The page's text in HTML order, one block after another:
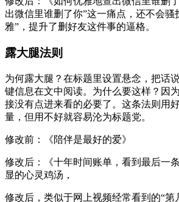
出微信里谁删了你”这一痛点，还不会骚
雅”，提升了删好友这件事的逼格。
露大腿法则
为何露大腿？在标题里设置悬念，把话
键信息在文中阅读。为什么要这样？因
接没有点进来看的必要了。这条法则用
量，但用不好就容易沦为标题党。
修改前：《陪伴是最好的爱》
修改后：《十年时间账单，看到最后一
显的心灵鸡汤，
修改后，类似于网上视频经常看到的“第